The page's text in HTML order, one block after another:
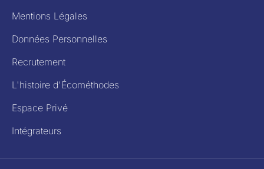
Mentions Légales
Données Personnelles
Recrutement
L'histoire d'Écométhodes
Espace Privé
Intégrateurs